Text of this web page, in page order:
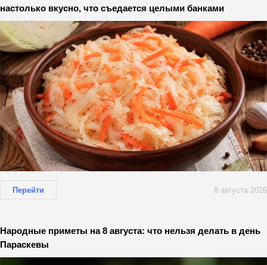
настолько вкусно, что съедается целыми банками
Перейти 8 августа 2026
Народные приметы на 8 августа: что нельзя делать в день
Параскевы